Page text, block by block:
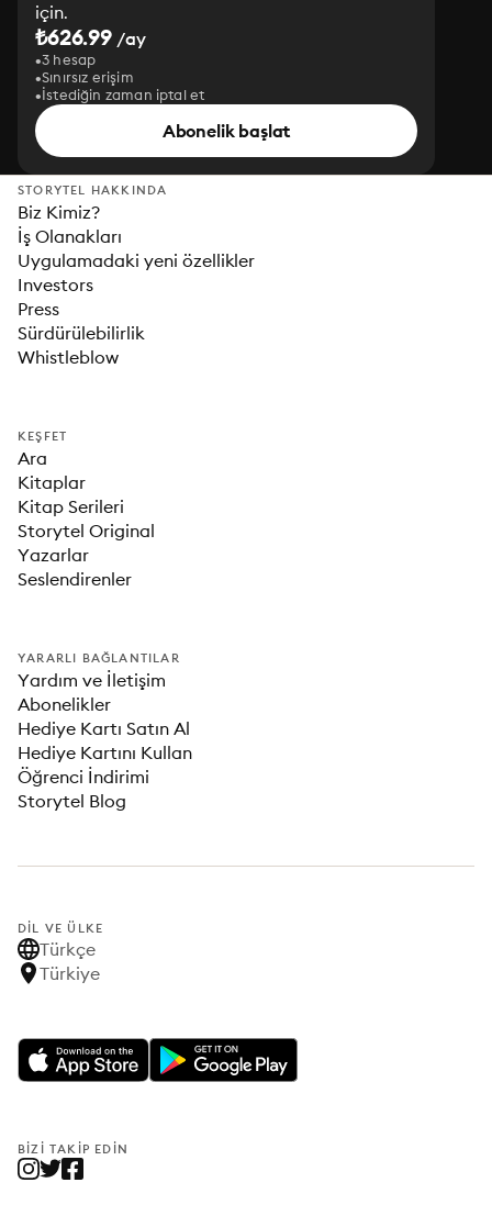
için.
₺626.99 /ay
3 hesap
Sınırsız erişim
İstediğin zaman iptal et
Abonelik başlat
STORYTEL HAKKINDA
Biz Kimiz?
İş Olanakları
Uygulamadaki yeni özellikler
Investors
Press
Sürdürülebilirlik
Whistleblow
KEŞFET
Ara
Kitaplar
Kitap Serileri
Storytel Original
Yazarlar
Seslendirenler
YARARLI BAĞLANTILAR
Yardım ve İletişim
Abonelikler
Hediye Kartı Satın Al
Hediye Kartını Kullan
Öğrenci İndirimi
Storytel Blog
DIL VE ÜLKE
Türkçe
Türkiye
BIZI TAKIP EDIN